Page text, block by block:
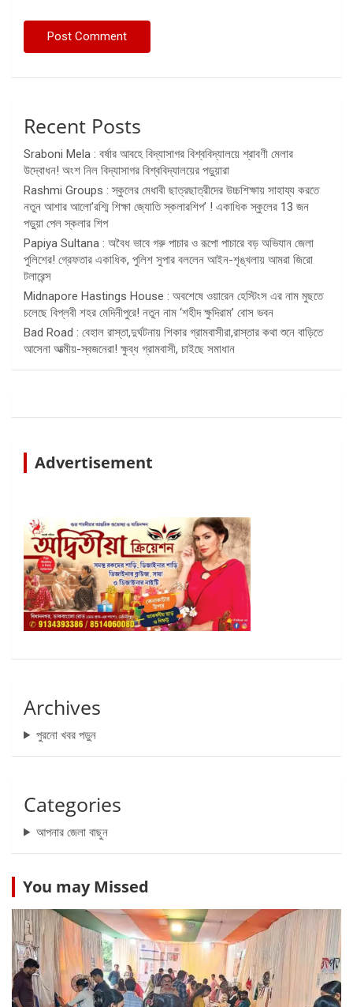
Recent Posts
Sraboni Mela : বর্ষার আবহে বিদ্যাসাগর বিশ্ববিদ্যালয়ে শ্রাবণী মেলার
উদ্বোধন! অংশ নিল বিদ্যাসাগর বিশ্ববিদ্যালয়ের পড়ুয়ারা
Rashmi Groups : স্কুলের মেধাবী ছাত্রছাত্রীদের উচ্চশিক্ষায় সাহায্য করতে
নতুন আশার আলো’রশ্মি শিক্ষা জ্যোতি স্কলারশিপ’ ! একাধিক স্কুলের 13 জন
পড়ুয়া পেল স্কলার শিপ
Papiya Sultana : অবৈধ ভাবে গরু পাচার ও রূপো পাচারে বড় অভিযান জেলা
পুলিশের! গ্রেফতার একাধিক, পুলিশ সুপার বললেন আইন-শৃঙ্খলায় আমরা জিরো
টলারেন্স
Midnapore Hastings House : অবশেষে ওয়ারেন হেস্টিংস এর নাম মুছতে
চলেছে বিপ্লবী শহর মেদিনীপুরে! নতুন নাম ‘শহীদ ক্ষুদিরাম’ বোস ভবন
Bad Road : বেহাল রাস্তা,দুর্ঘটনায় শিকার গ্রামবাসীরা,রাস্তার কথা শুনে বাড়িতে
আসেনা আত্মীয়-স্বজনেরা! ক্ষুব্ধ গ্রামবাসী, চাইছে সমাধান
Advertisement
Archives
পুরনো খবর পড়ুন
Categories
আপনার জেলা বাছুন
You may Missed